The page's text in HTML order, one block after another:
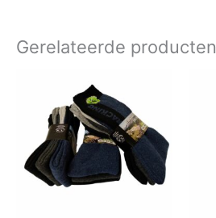
Gerelateerde producten